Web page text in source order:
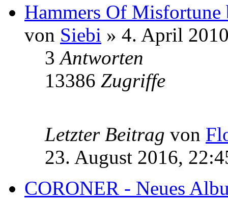
Hammers Of
von Siebi » 4. April
3Antworten
13386 Zugriffe
Letzter Beitrag von
23. August 2016,
CORONER - Neues